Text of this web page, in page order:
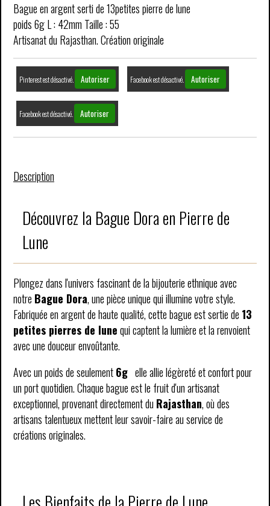
Bague en argent serti de 13petites pierre de lune
poids 6g L : 42mm Taille : 55
Artisanat du Rajasthan. Création originale
Pinterest est désactivé. Autoriser Facebook est désactivé. Autoriser
Facebook est désactivé. Autoriser
Description
Découvrez la Bague Dora en Pierre de
Lune
Plongez dans l'univers fascinant de la bijouterie ethnique avec
notre Bague Dora, une pièce unique qui illumine votre style.
Fabriquée en argent de haute qualité, cette bague est sertie de 13
petites pierres de lunequi captent la lumière et la renvoient
avec une douceur envoûtante.
Avec un poids de seulement6g elle allie légèreté et confort pour
un port quotidien. Chaque bague est le fruit d'un artisanat
exceptionnel, provenant directement du Rajasthan, où des
artisans talentueux mettent leur savoir-faire au service de
créations originales.